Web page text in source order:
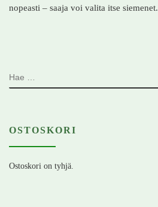
nopeasti – saaja voi valita itse siemenet.
HAE
OSTOSKORI
Ostoskori on tyhjä.